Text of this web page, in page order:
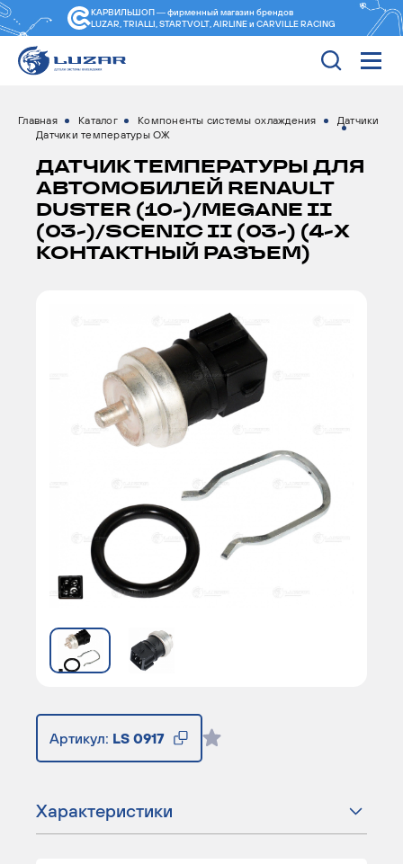
КАРВИЛЬШОП — фирменный магазин брендов
LUZAR, TRIALLI, STARTVOLT, AIRLINE и CARVILLE RACING
Главная Каталог Компоненты системы охлаждения
Датчики
Датчики температуры ОЖ
ДАТЧИК ТЕМПЕРАТУРЫ ДЛЯ
АВТОМОБИЛЕЙ RENAULT
DUSTER (10-)/MEGANE II
(03-)/SCENIC II (03-) (4-Х
КОНТАКТНЫЙ РАЗЪЕМ)
Артикул: LS 0917
Характеристики